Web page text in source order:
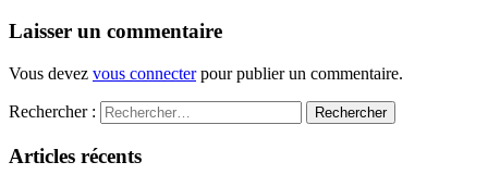
Laisser un commentaire
Vous devez vous connecterpour publier un commentaire.
Rechercher :
Articles récents